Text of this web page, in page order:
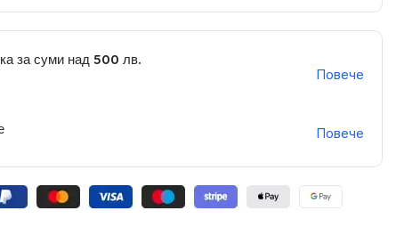
за суми над 500 лв.
Повече
Повече